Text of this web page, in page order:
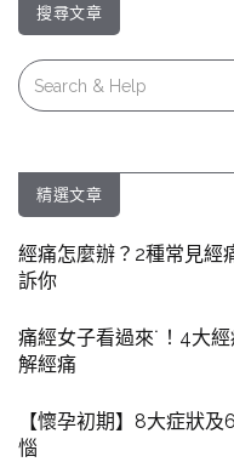
搜尋文章
Search
for:
精選文章
經痛怎麼辦？2種常見經
訴你
痛經女子看過來˙！4大
解經痛
【懷孕初期】8大症狀
惱